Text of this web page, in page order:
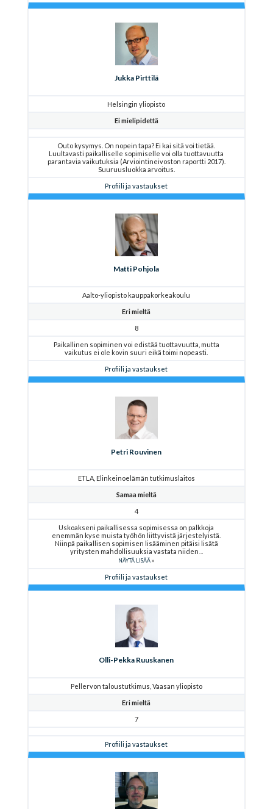
Jukka Pirttilä
Helsingin yliopisto
Ei mielipidettä
Outo kysymys. On nopein tapa? Ei kai sitä voi tietää.
Luultavasti paikalliselle sopimiselle voi olla tuottavuutta
parantavia vaikutuksia (Arviointineivoston raportti 2017).
Suuruusluokka arvoitus.
Profiili ja vastaukset
Matti Pohjola
Aalto-yliopisto kauppakorkeakoulu
Eri mieltä
8
Paikallinen sopiminen voi edistää tuottavuutta, mutta
vaikutus ei ole kovin suuri eikä toimi nopeasti.
Profiili ja vastaukset
Petri Rouvinen
ETLA, Elinkeinoelämän tutkimuslaitos
Samaa mieltä
4
Uskoakseni paikallisessa sopimisessa on palkkoja
enemmän kyse muista työhön liittyvistä järjestelyistä.
Niinpä paikallisen sopimisen lisääminen pitäisi lisätä
yritysten mahdollisuuksia vastata niiden
NÄYTÄ LISÄÄ
Profiili ja vastaukset
Olli-Pekka Ruuskanen
Pellervon taloustutkimus, Vaasan yliopisto
Eri mieltä
7
Profiili ja vastaukset